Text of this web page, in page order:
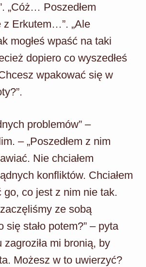
„Cóż… Poszedłem
z Erkutem…”. „Ale
mogłeś wpaść na taki
dopiero co wyszedłeś
wpakować się w
problemów” –
– „Poszedłem z nim
Nie chciałem
konfliktów. Chciałem
go, co jest z nim nie tak.
ze sobą
się stało potem?” – pyta
zagroziła mi bronią, by
Możesz w to uwierzyć?